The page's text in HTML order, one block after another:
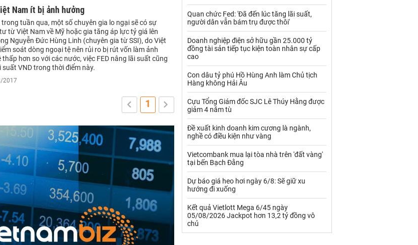
Nam ít bị ảnh hưởng
trong tuần qua, một số chuyên gia lo ngại sẽ có sự
từ Việt Nam về Mỹ hoặc gia tăng áp lực tỷ giá lên
Nguyễn Đức Hùng Linh (chuyên gia từ SSI), do Việt
soát dòng ngoại tệ nên rủi ro bị rút vốn làm ảnh
hơn so với các nước, việc FED nâng lãi suất cũng
VND trong thời điểm này.
2017
1
Palladium Phân bón
Rau - Củ -Quả Sắt thép
Than
Thủy hải sản khác Tôm
Vàng
VLXD khác Xăng dầu
Xi măng - Clynker
Quan chức Fed: 'Đã đến lúc tăng lãi suất,
người dân vẫn bám trụ được thôi'
Doanh nghiệp điện sở hữu gần 25.000 tỷ
đồng tài sản tiếp tục kiện toàn nhân sự cấp
cao
Con dâu tỷ phú Hồ Hùng Anh làm Chủ tịch
Hàng không Hải Âu
Cựu Tổng Giám đốc SJC Lê Thúy Hằng được
giảm 4 năm tù
Đề xuất kinh doanh kim cương là ngành,
nghề có điều kiện như vàng
Vietcombank mua lại tòa nhà trên 'đất vàng'
tại bến Bạch Đằng
Dự báo giá heo hơi ngày 6/8: Sẽ giữ xu
hướng đi xuống
Kết quả Vietlott Mega 6/45 ngày
05/08/2026 Jackpot hơn 13,2 tỷ đồng vô
chủ